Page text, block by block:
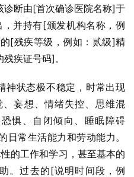
断由[首次确诊医院名称]于
并持有[颁发机构名称，例
[残疾等级，例如：贰级]精
疾证号码]。
神状态极不稳定，时常出现
妄想、情绪失控、思维混
惧、自闭倾向、睡眠障碍
常生活能力和劳动能力。
的工作和学习，甚至基本的
。过去的[说明时间段，例